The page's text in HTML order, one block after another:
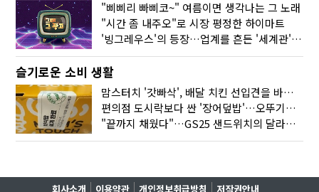
"삐삐리 빠삐코~" 여름이면 생각나는 그 노래
"시간 좀 내주오"로 시장 평정한 하이마트
'빙그레우스'의 등장…업계를 흔든 '세계관' 마케팅
슬기로운 소비 생활
맘스터치 '갓빠삭', 배달 치킨 선입견을 바꿨다
편의점 도시락보다 싼 '장어덮밥'…오뚜기가 해냈다
"끝까지 채웠다"…GS25 샌드위치의 달라진 '속'사정
회사소개 이용약관 개인정보취급방침 저작권안내